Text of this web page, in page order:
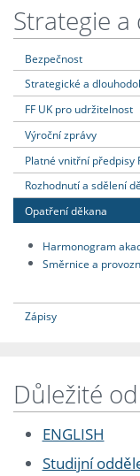
Strategie
Bezpečnost
Strategické a
FF UK pro udržitelnost
Výroční zprávy
Platné vnitřní předpisy
Rozhodnutí a sdělení
Opatření děkana
Harmonogram
Směrnice a
Zápisy
Důležité
ENGLISH
Studijní